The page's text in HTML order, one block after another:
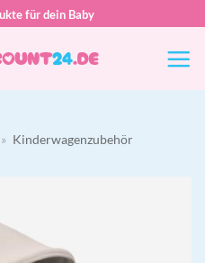
für dein Baby
» Kinderwagenzubehör